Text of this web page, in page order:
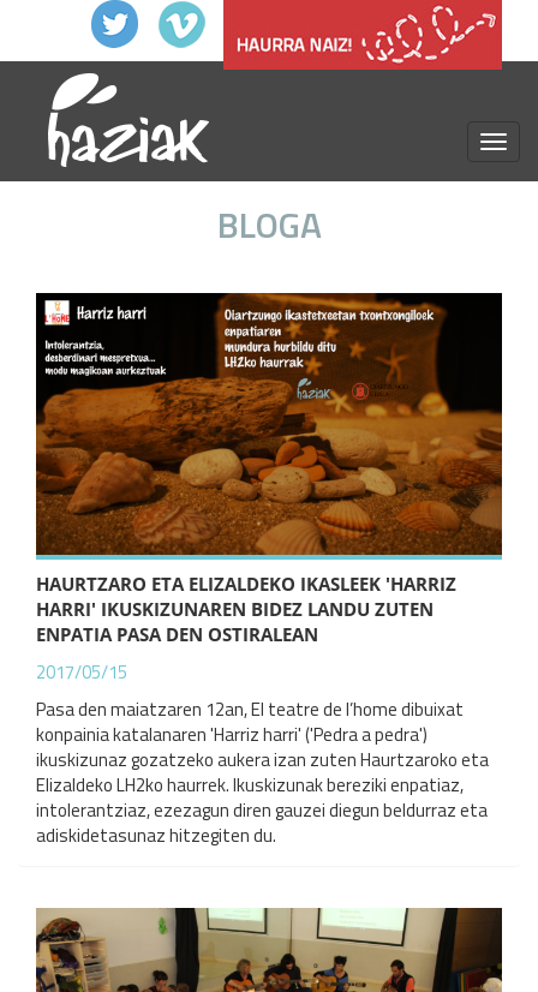
BLOGA
HAURTZARO ETA ELIZALDEKO IKASLEEK 'HARRIZ
HARRI' IKUSKIZUNAREN BIDEZ LANDU ZUTEN
ENPATIA PASA DEN OSTIRALEAN
2017/05/15
Pasa den maiatzaren 12an, El teatre de l’home dibuixat
konpainia katalanaren 'Harriz harri' ('Pedra a pedra')
ikuskizunaz gozatzeko aukera izan zuten Haurtzaroko eta
Elizaldeko LH2ko haurrek. Ikuskizunak bereziki enpatiaz,
intolerantziaz, ezezagun diren gauzei diegun beldurraz eta
adiskidetasunaz hitzegiten du.